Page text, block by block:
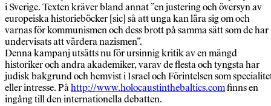
i Sverige. Texten kräver bland annat ”en justering och översyn av
europeiska historieböcker [sic] så att unga kan lära sig om och
varnas för kommunismen och dess brott på samma sätt som de har
undervisats att värdera nazismen”.
Denna kampanj utsätts nu för ursinnig kritik av en mängd
historiker och andra akademiker, varav de flesta och tyngsta har
judisk bakgrund och hemvist i Israel och Förintelsen som
eller intresse. Påhttp://www.holocaustinthebaltics.comfinns en
ingång till den internationella debatten.